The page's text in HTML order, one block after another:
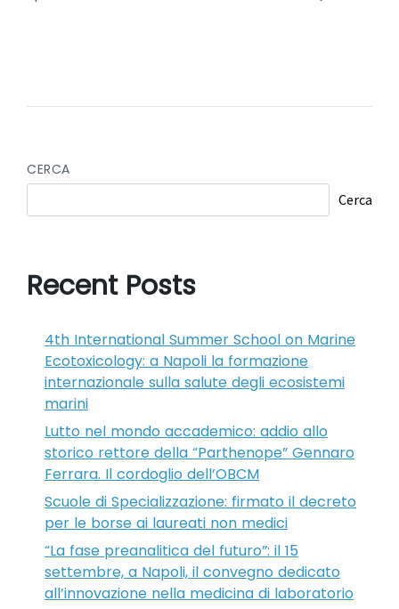
CERCA
Cerca
Recent Posts
4th International Summer School on Marine
Ecotoxicology: a Napoli la formazione
internazionale sulla salute degli ecosistemi
marini
Lutto nel mondo accademico: addio allo
storico rettore della “Parthenope” Gennaro
Ferrara. Il cordoglio dell’OBCM
Scuole di Specializzazione: firmato il decreto
per le borse ai laureati non medici
“La fase preanalitica del futuro”: il 15
settembre, a Napoli, il convegno dedicato
all’innovazione nella medicina di laboratorio